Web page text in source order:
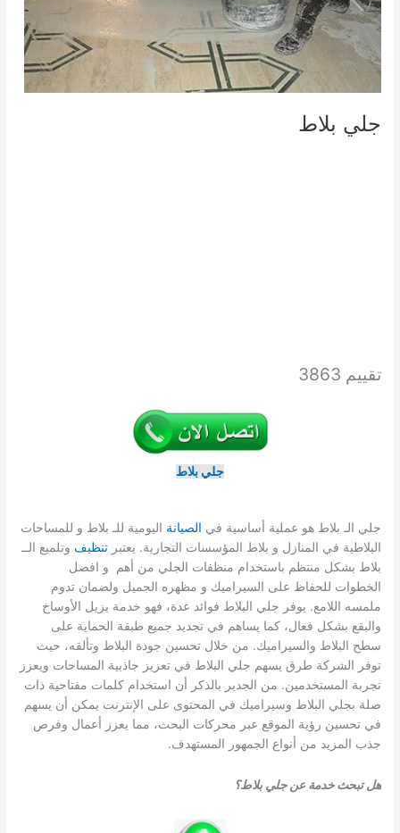
جلي بلاط
تقييم 3863
جلي بلاط
جلي الـ بلاط هو عملية أساسية في الصيانة اليومية للـ بلاط و للمساحات
البلاطية في المنازل و بلاط المؤسسات التجارية. يعتبر تنظيف وتلميع الــ
بلاط بشكل منتظم باستخدام منظفات الجلي من أهم و افضل
الخطوات للحفاظ على السيراميك و مظهره الجميل ولضمان تدوم
ملمسه اللامع. يوفر جلي البلاط فوائد عدة، فهو خدمة يزيل الأوساخ
والبقع بشكل فعال، كما يساهم في تجديد جميع طبقة الحماية على
سطح البلاط والسيراميك. من خلال تحسين جودة البلاط وتألقه، حيث
توفر الشركة طرق يسهم جلي البلاط في تعزيز جاذبية المساحات ويعزز
تجربة المستخدمين. من الجدير بالذكر أن استخدام كلمات مفتاحية ذات
صلة بجلي البلاط وسيراميك في المحتوى على الإنترنت يمكن أن يسهم
في تحسين رؤية الموقع عبر محركات البحث، مما يعزز أعمال وفرص
جذب المزيد من أنواع الجمهور المستهدف.
هل تبحث خدمة عن جلي بلاط؟